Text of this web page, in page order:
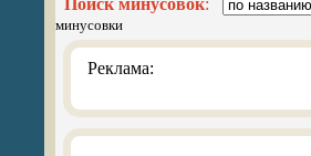
Поиск минусовок:
минусовки
Реклама: